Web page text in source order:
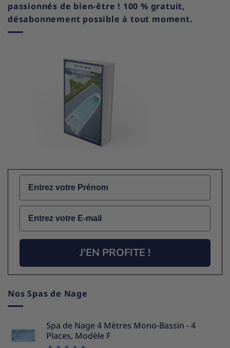
passionnés de bien-être ! 100 % gratuit,
désabonnement possible à tout moment.
Name
Email
J'EN PROFITE !
Nos Spas de Nage
Spa de Nage 4 Mètres Mono-Bassin - 4
Places, Modèle F